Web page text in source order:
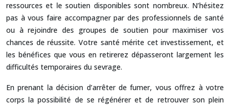
ressources et le soutien disponibles sont nombreux. N’hésitez
pas à vous faire accompagner par des professionnels de santé
ou à rejoindre des groupes de soutien pour maximiser vos
chances de réussite. Votre santé mérite cet investissement, et
les bénéfices que vous en retirerez dépasseront largement les
difficultés temporaires du sevrage.
En prenant la décision d’arrêter de fumer, vous offrez à votre
corps la possibilité de se régénérer et de retrouver son plein